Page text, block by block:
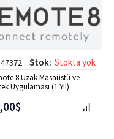
Stok: Stokta yok
8 Uzak Masaüstü ve
Uygulaması (1 Yıl)